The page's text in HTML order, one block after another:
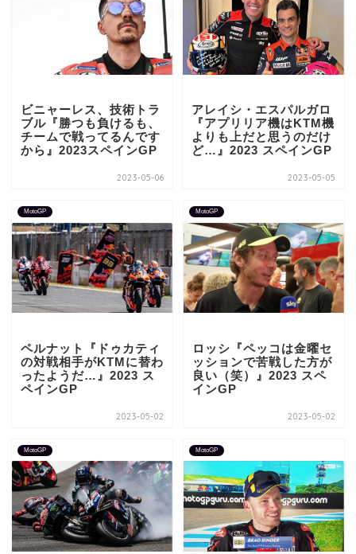
ビニャーレス、技術トラ
ブル『勝つも負けるも、
チームで戦ってるんです
から』2023スペインGP
2023-05-06
アレイシ・エスパルガロ
『アプリリア機はKTM機
よりも上だと思うのだけ
ど…』2023 スペインGP
2023-05-05
MotoGP
ペルナット『ドゥカティ
の対戦相手がKTMに替わ
ったようだ…』2023 ス
ペインGP
2023-05-02
MotoGP
ロッシ『ペッコは金曜セ
ッションで苦戦した方が
良い（笑）』2023 スペ
インGP
2023-05-02
MotoGP MotoGP